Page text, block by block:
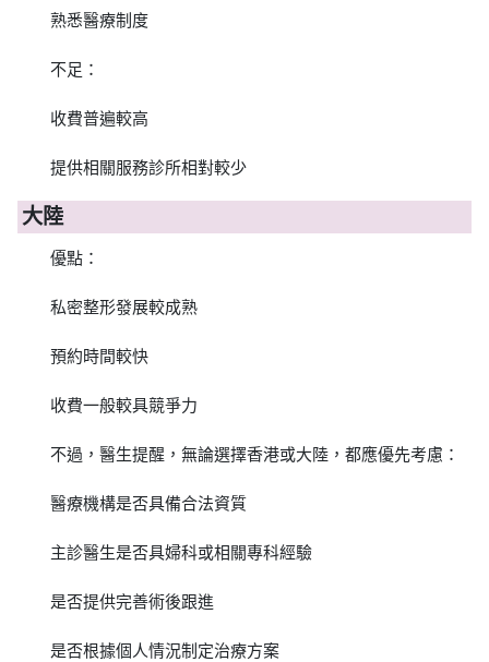
熟悉醫療制度
不足：
收費普遍較高
提供相關服務診所相對較少
大陸
優點：
私密整形發展較成熟
預約時間較快
收費一般較具競爭力
不過，醫生提醒，無論選擇香港或大陸，都應優先考慮：
醫療機構是否具備合法資質
主診醫生是否具婦科或相關專科經驗
是否提供完善術後跟進
是否根據個人情況制定治療方案